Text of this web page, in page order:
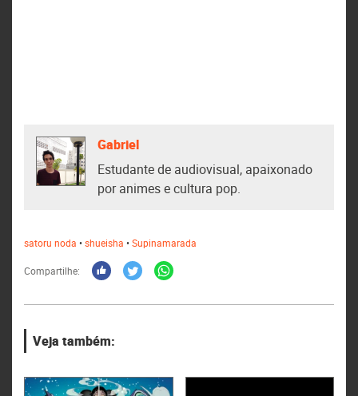
Gabriel
Estudante de audiovisual, apaixonado
por animes e cultura pop.
satoru noda •shueisha •Supinamarada
Compartilhe:
Veja também: